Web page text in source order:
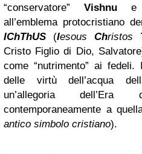
“conservatore” Vishnu e
all’emblema protocristiano
IChThUS (Iesous Christos
Cristo Figlio di Dio,
come “nutrimento” ai
delle virtù dell’acqua
un’allegoria
contemporaneamente a
antico simbolo cristiano).